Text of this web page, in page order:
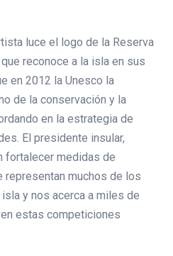
luce el logo de la Reserva
reconoce a la isla en sus
en 2012 la Unesco la
de la conservación y la
en la estrategia de
El presidente insular,
fortalecer medidas de
representan muchos de los
y nos acerca a miles de
estas competiciones